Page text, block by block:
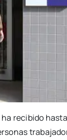
reci­bi­do